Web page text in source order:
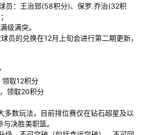
员：王治郅(58积分)、保罗.乔治(32积
级满突。
员的兑换在12月上旬会进行第二期更新，
取12积分
领取20积分
多数玩法，目前排位赛仅在钻石超星及以
决胜美职篮。